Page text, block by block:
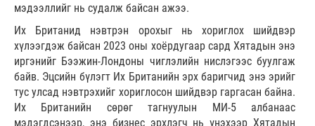
мэдээллийг нь судалж байсан ажээ.
Их Британид нэвтрэн орохыг нь хориглох шийдвэр
хүлээгдэж байсан 2023 оны хоёрдугаар сард Хятадын энэ
иргэнийг Бээжин-Лондоны чиглэлийн нислэгээс буулгаж
байв. Эцсийн бүлэгт Их Британийн эрх баригчид энэ эрийг
тус улсад нэвтрэхийг хориглосон шийдвэр гаргасан байна.
Их Британийн сөрөг тагнуулын МИ-5 албанаас
мэдэгдсэнээр, энэ бизнес эрхлэгч нь үнэхээр Хятадын